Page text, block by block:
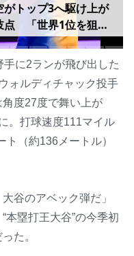
がトップ3へ駆け上が
点 「世界1位を狙わ
ら一緒にいない」コー
サウスポーの進化の理
手に2ランが飛び出した
ォルディチャック投手
度27度で舞い上が
。打球速度111マイル
ト（約136メートル）
谷のアベック弾だ」
本塁打王大谷”の今季初
た。